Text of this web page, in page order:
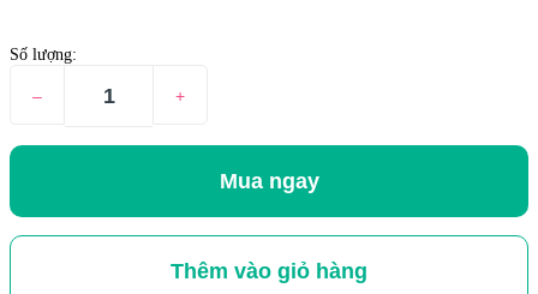
Số lượng:
– +
Mua ngay
Thêm vào giỏ hàng